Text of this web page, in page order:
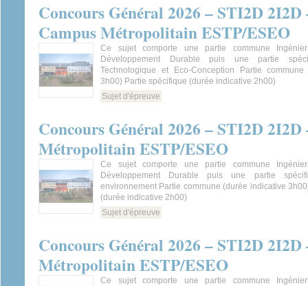
Concours Général 2026 – STI2D
Campus Métropolitain ESTP/ESEO
Ce sujet comporte une partie commune
Développement Durable puis une partie
Technologique et Eco-Conception Partie
3h00) Partie spécifique (durée indicative 2h00)
Sujet d'épreuve
Concours Général 2026 – STI2D
Métropolitain ESTP/ESEO
Ce sujet comporte une partie commune
Développement Durable puis une partie
environnement Partie commune (durée indicative
(durée indicative 2h00)
Sujet d'épreuve
Concours Général 2026 – STI2D
Métropolitain ESTP/ESEO
Ce sujet comporte une partie commune